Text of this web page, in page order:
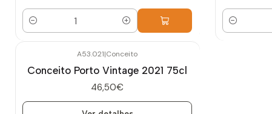
Quantidade Quantidade
A53.021|Conceito
Conceito Porto Vintage 2021 75cl
46,50€